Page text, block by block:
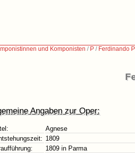
und Komponisten / P / Ferdinando
Angaben zur Oper:
Agnese
1809
1809 in Parma